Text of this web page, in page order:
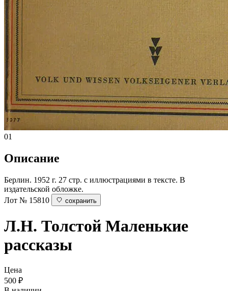
01
Описание
Берлин. 1952 г. 27 стр. с иллюстрациями в тексте. В
издательской обложке.
Лот № 15810
сохранить
Л.Н. Толстой Маленькие
рассказы
Цена
500 ₽